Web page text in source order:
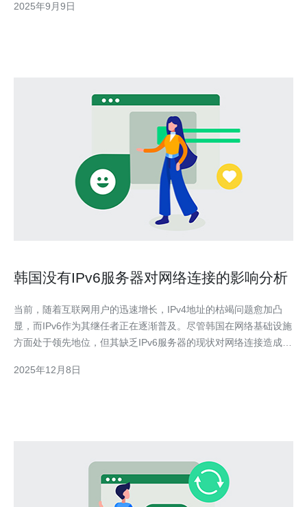
主机和域名等技术领域。 首先，供应链的高效运作能够确保机房
2025年9月9日
韩国没有IPv6服务器对网络连接的影响分析
当前，随着互联网用户的迅速增长，IPv4地址的枯竭问题愈加凸
显，而IPv6作为其继任者正在逐渐普及。尽管韩国在网络基础设施
方面处于领先地位，但其缺乏IPv6服务器的现状对网络连接造成了
可能的解决方案。 韩国的网络现状是怎样的？ 韩国的网络基础设
2025年12月8日